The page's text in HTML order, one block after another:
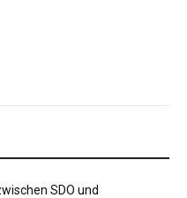
SDO und